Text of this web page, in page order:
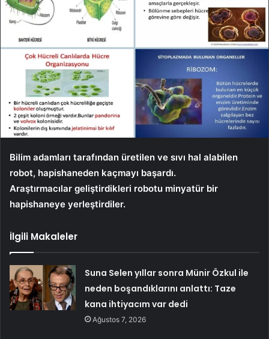
Bilim adamları tarafından üretilen ve sıvı hal alabilen
robot, hapishaneden kaçmayı başardı.
Araştırmacılar geliştirdikleri robotu minyatür bir
hapishaneye yerleştirdiler.
İlgili Makaleler
Suna Selen yıllar sonra Münir Özkul ile
neden boşandıklarını anlattı: Taze
kana ihtiyacım var dedi
Ağustos 7, 2026